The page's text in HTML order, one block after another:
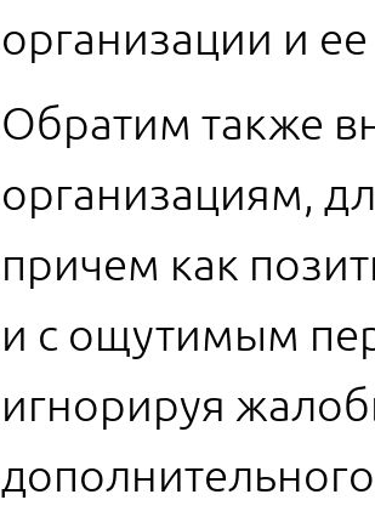
организации и
Обратим также
организациям,
причем как
и с ощутимым
игнорируя